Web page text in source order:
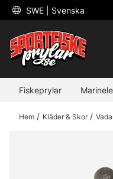
SWE | Svenska
Fiskeprylar
Hem Kläder & Skor